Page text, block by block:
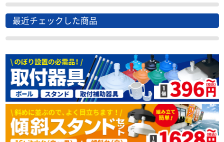
最近チェックした商品